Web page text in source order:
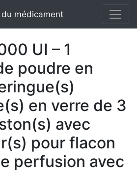
médicament
UI – 1
poudre en
en verre de 3
avec
pour flacon
perfusion avec